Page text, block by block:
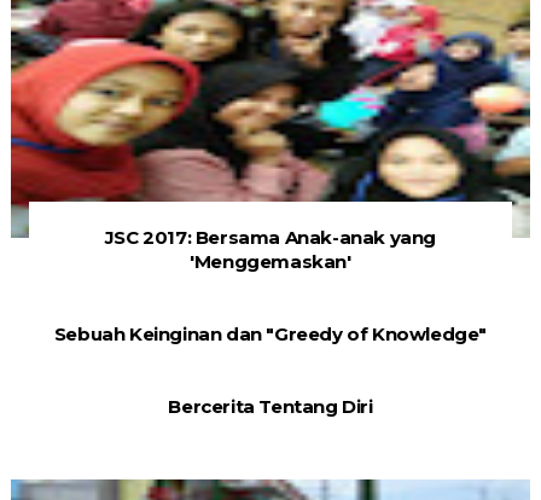
JSC 2017: Bersama Anak-anak yang
'Menggemaskan'
Sebuah Keinginan dan "Greedy of Knowledge"
Bercerita Tentang Diri